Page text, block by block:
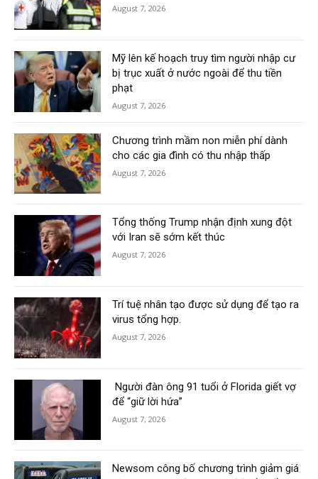
August 7, 2026
Mỹ lên kế hoạch truy tìm người nhập cư
bị trục xuất ở nước ngoài để thu tiền
phạt
August 7, 2026
Chương trình mầm non miễn phí dành
cho các gia đình có thu nhập thấp
August 7, 2026
Tổng thống Trump nhận định xung đột
với Iran sẽ sớm kết thúc
August 7, 2026
Trí tuệ nhân tạo được sử dụng để tạo ra
virus tổng hợp.
August 7, 2026
Người đàn ông 91 tuổi ở Florida giết vợ
để “giữ lời hứa”
August 7, 2026
Newsom công bố chương trình giảm giá